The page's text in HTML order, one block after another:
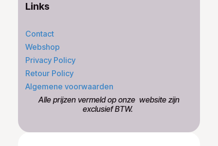
Links
Contact
Webshop
Privacy Policy
Retour Policy
Algemene voorwaarden
​Alle prijzen vermeld op onze ​website zijn
exclusief BTW.